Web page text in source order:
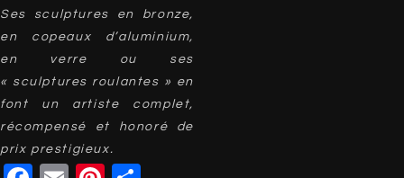
Ses sculptures en bronze,
en copeaux d’aluminium,
en verre ou ses
« sculptures roulantes » en
font un artiste complet,
récompensé et honoré de
prix prestigieux.